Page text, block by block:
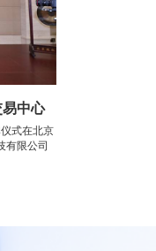
中心
式在北京
有限公司